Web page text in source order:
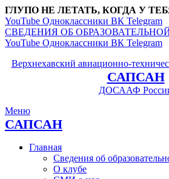
ГЛУПО НЕ ЛЕТАТЬ, КОГДА У
YouTube Одноклассники ВК Telegram
СВЕДЕНИЯ ОБ
YouTube Одноклассники ВК Telegram
Верхнехавский авиационно-
САПСАН
ДОСААФ
Меню
САПСАН
Главная
Сведения об
О клубе